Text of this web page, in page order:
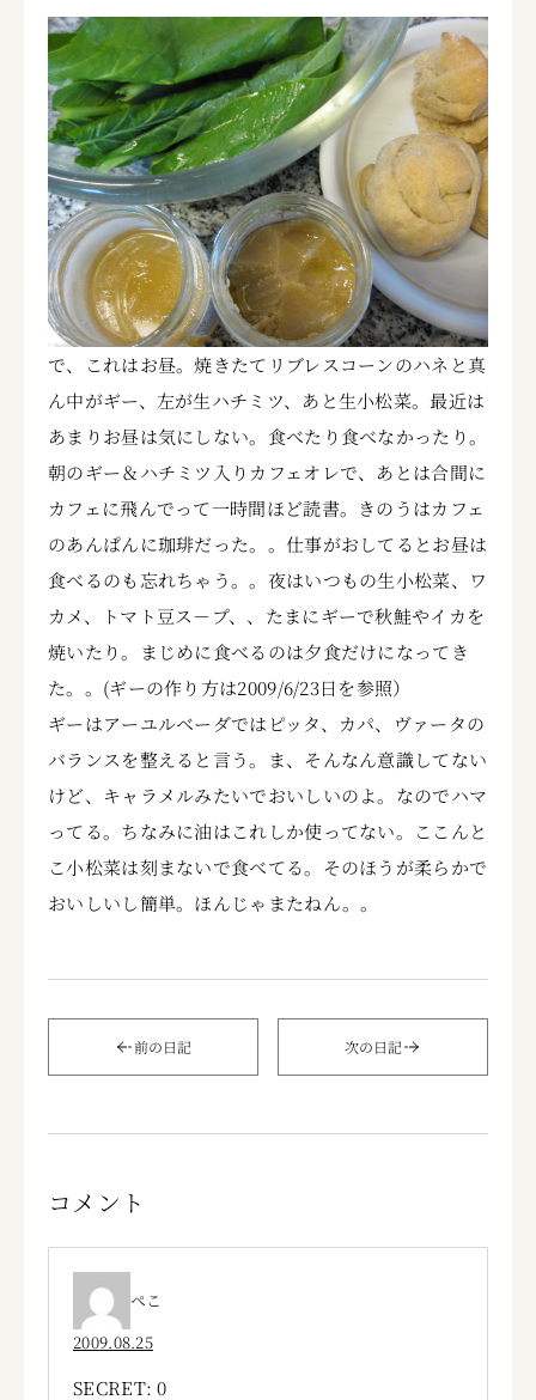
で、これはお昼。焼きたてリブレスコーンのハネと真
ん中がギー、左が生ハチミツ、あと生小松菜。最近は
あまりお昼は気にしない。食べたり食べなかったり。
朝のギー＆ハチミツ入りカフェオレで、あとは合間に
カフェに飛んでって一時間ほど読書。きのうはカフェ
のあんぱんに珈琲だった。。仕事がおしてるとお昼は
食べるのも忘れちゃう。。夜はいつもの生小松菜、ワ
カメ、トマト豆ス－プ、、たまにギーで秋鮭やイカを
焼いたり。まじめに食べるのは夕食だけになってき
た。。(ギーの作り方は2009/6/23日を参照）
ギーはアーユルベーダではピッタ、カパ、ヴァータの
バランスを整えると言う。ま、そんなん意識してない
けど、キャラメルみたいでおいしいのよ。なのでハマ
ってる。ちなみに油はこれしか使ってない。ここんと
こ小松菜は刻まないで食べてる。そのほうが柔らかで
おいしいし簡単。ほんじゃまたねん。。
前の日記 次の日記
コメント
ぺこ
2009.08.25
SECRET: 0